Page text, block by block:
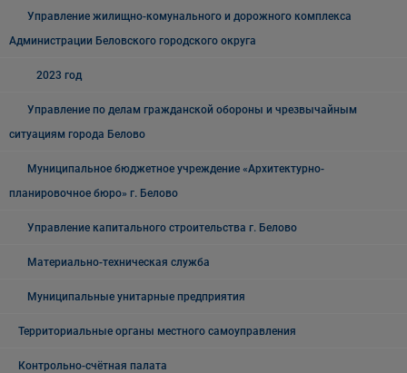
Управление жилищно-комунального и дорожного комплекса
Администрации Беловского городского округа
2023 год
Управление по делам гражданской обороны и чрезвычайным
ситуациям города Белово
Муниципальное бюджетное учреждение «Архитектурно-
планировочное бюро» г. Белово
Управление капитального строительства г. Белово
Материально-техническая служба
Муниципальные унитарные предприятия
Территориальные органы местного самоуправления
Контрольно-счётная палата